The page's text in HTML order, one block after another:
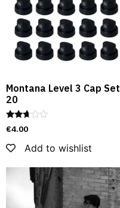
Montana Level 3 Cap Set
20
Rated
2.59
5
€4.00
Add to wishlist